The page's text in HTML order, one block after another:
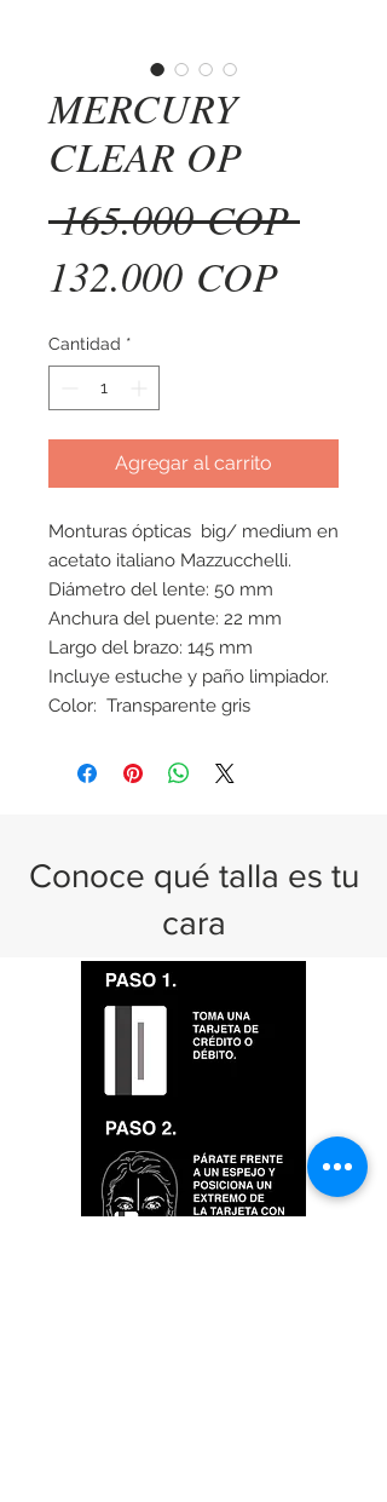
MERCURY
CLEAR OP
165.000 COP Precio
132.000 COPPrecio
Cantidad *
Agregar al carrito
Monturas ópticas big/ medium en
acetato italiano Mazzucchelli.
Diámetro del lente: 50 mm
Anchura del puente: 22 mm
Largo del brazo: 145 mm
Incluye estuche y paño limpiador.
Color: Transparente gris
Conoce qué talla es tu
cara